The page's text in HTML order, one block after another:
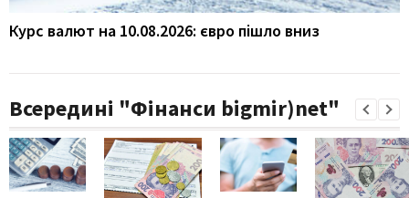
Курс валют на 10.08.2026: євро пішло вниз
Всередині "Фінанси bigmir)net"